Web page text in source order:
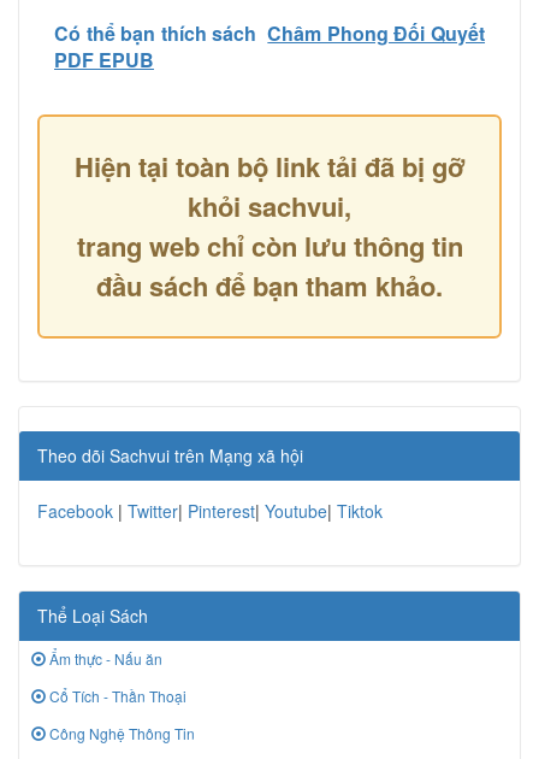
Có thể bạn thích sách Châm Phong Đối Quyết
PDF EPUB
Hiện tại toàn bộ link tải đã bị gỡ
khỏi sachvui,
trang web chỉ còn lưu thông tin
đầu sách để bạn tham khảo.
Theo dõi Sachvui trên Mạng xã hội
Facebook | Twitter| Pinterest| Youtube| Tiktok
Thể Loại Sách
Ẩm thực - Nấu ăn
Cổ Tích - Thần Thoại
Công Nghệ Thông Tin